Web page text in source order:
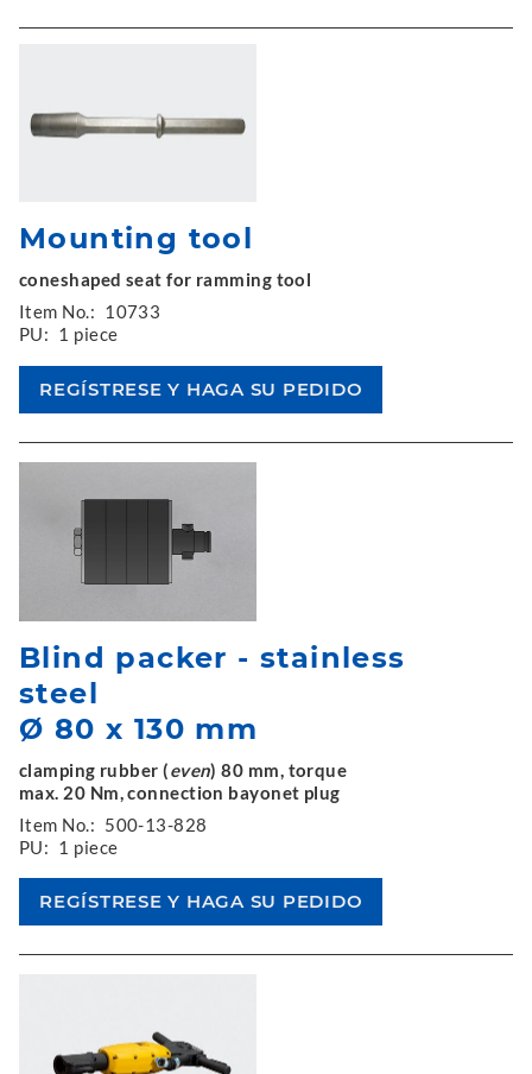
Mounting tool
coneshaped seat for ramming tool
Item No.: 10733
PU: 1 piece
Blind packer - stainless
steel
Ø 80 x 130 mm
clamping rubber (even) 80 mm, torque
max. 20 Nm, connection bayonet plug
Item No.: 500-13-828
PU: 1 piece